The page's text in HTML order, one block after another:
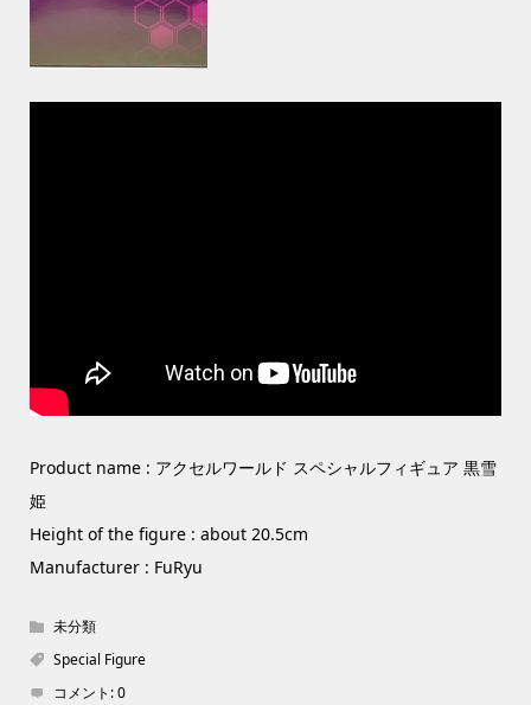
Product name : アクセルワールド スペシャルフィギュア 黒雪
姫
Height of the figure : about 20.5cm
Manufacturer : FuRyu
未分類
Special Figure
コメント:0